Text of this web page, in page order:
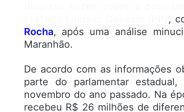
,
Rocha, após uma análise
Maranhão.
De acordo com as informações
parte do parlamentar estadual,
novembro do ano passado. Na
recebeu R$ 26 milhões de